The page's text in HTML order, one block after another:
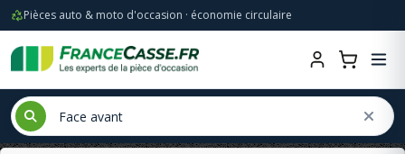
Pièces auto & moto d'occasion · économie circulaire